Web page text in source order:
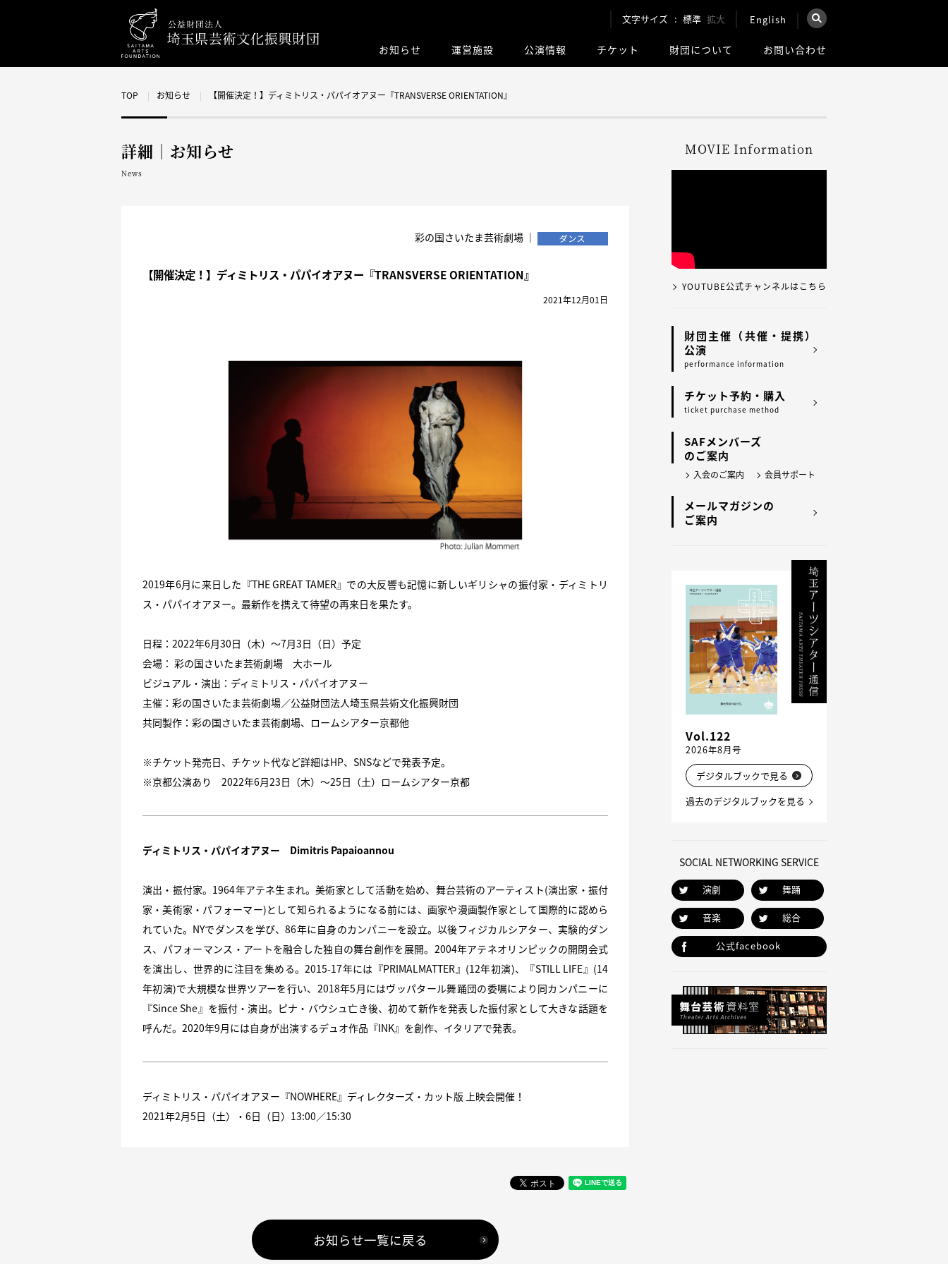
文字サイズ 標準 拡大 English
×
お知らせ 運営施設 公演情報 チケット 財団について お問い合わせ
TOP お知らせ 【開催決定！】ディミトリス・パパイオアヌー『TRANSVERSE ORIENTATION』
詳細｜お知らせ
News
彩の国さいたま芸術劇場 ｜
【開催決定！】ディミトリス・パパイオアヌー『TRANSVERSE ORIENTATION』
2021年12月01日
2019年6月に来日した『THE GREAT TAMER』での大反響も記憶に新しいギリシャの振付家・ディミトリ
ス・パパイオアヌー。最新作を携えて待望の再来日を果たす。
日程：2022年6月30日（木）～7月3日（日）予定
会場： 彩の国さいたま芸術劇場 大ホール
ビジュアル・演出：ディミトリス・パパイオアヌー
主催：彩の国さいたま芸術劇場／公益財団法人埼玉県芸術文化振興財団
共同製作：彩の国さいたま芸術劇場、ロームシアター京都他
※チケット発売日、チケット代など詳細はHP、SNSなどで発表予定。
※京都公演あり 2022年6月23日（木）～25日（土）ロームシアター京都
ディミトリス・パパイオアヌー Dimitris Papaioannou
演出・振付家。1964年アテネ生まれ。美術家として活動を始め、舞台芸術のアーティスト(演出家・振付
家・美術家・パフォーマー)として知られるようになる前には、画家や漫画製作家として国際的に認めら
れていた。NYでダンスを学び、86年に自身のカンパニーを設立。以後フィジカルシアター、実験的ダン
ス、パフォーマンス・アートを融合した独自の舞台創作を展開。2004年アテネオリンピックの開閉会式
を演出し、世界的に注目を集める。2015-17年には『PRIMALMATTER』(12年初演)、『STILL LIFE』(14
年初演)で大規模な世界ツアーを行い、2018年5月にはヴッパタール舞踊団の委嘱により同カンパニーに
『Since She』を振付・演出。ピナ・バウシュ亡き後、初めて新作を発表した振付家として大きな話題を
呼んだ。2020年9月には自身が出演するデュオ作品『INK』を創作、イタリアで発表。
ディミトリス・パパイオアヌー『NOWHERE』ディレクターズ・カット版 上映会開催！
2021年2月5日（土）・6日（日）13:00／15:30
お知らせ一覧に戻る
MOVIE Information
YOUTUBE公式チャンネルはこちら
財団主催（共催・提携）
公演
performance information
チケット予約・購入
ticket purchase method
SAFメンバーズ
のご案内
入会のご案内 会員サポート
メールマガジンの
ご案内
Vol.122
2026年8月号
デジタルブックで見る
過去のデジタルブックを見る
SOCIAL NETWORKING SERVICE
演劇 舞踊
音楽 総合
公式facebook